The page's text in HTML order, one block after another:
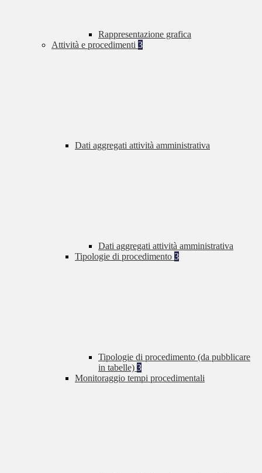
Rappresentazione grafica
Attività e procedimenti 3
Dati aggregati attività amministrativa
Dati aggregati attività amministrativa
Tipologie di procedimento 3
Tipologie di procedimento (da pubblicare
in tabelle) 3
Monitoraggio tempi procedimentali